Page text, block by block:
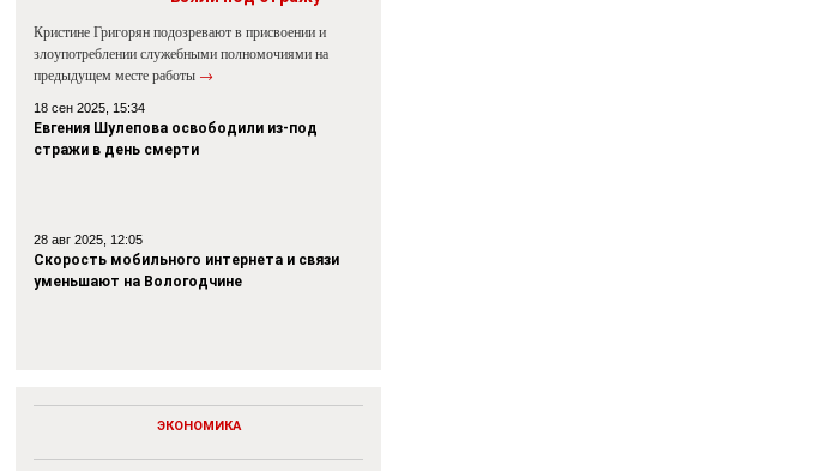
Кристине Григорян подозревают в присвоении и
злоупотреблении служебными полномочиями на
предыдущем месте работы →
18 сен 2025, 15:34
Евгения Шулепова освободили из-под
стражи в день смерти
28 авг 2025, 12:05
Скорость мобильного интернета и связи
уменьшают на Вологодчине
ЭКОНОМИКА